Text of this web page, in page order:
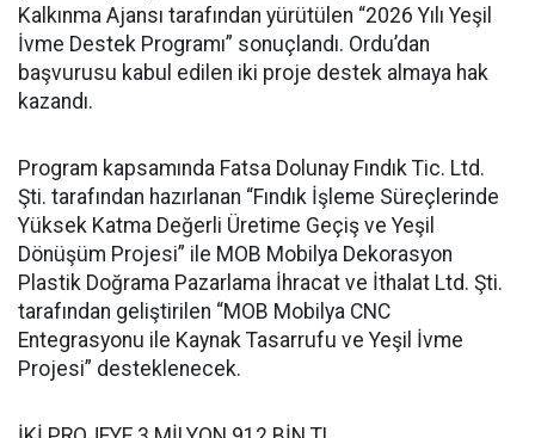
Kalkınma Ajansı tarafından yürütülen “2026 Yılı Yeşil
İvme Destek Programı” sonuçlandı. Ordu’dan
başvurusu kabul edilen iki proje destek almaya hak
kazandı.
Program kapsamında Fatsa Dolunay Fındık Tic. Ltd.
Şti. tarafından hazırlanan “Fındık İşleme Süreçlerinde
Yüksek Katma Değerli Üretime Geçiş ve Yeşil
Dönüşüm Projesi” ile MOB Mobilya Dekorasyon
Plastik Doğrama Pazarlama İhracat ve İthalat Ltd. Şti.
tarafından geliştirilen “MOB Mobilya CNC
Entegrasyonu ile Kaynak Tasarrufu ve Yeşil İvme
Projesi” desteklenecek.